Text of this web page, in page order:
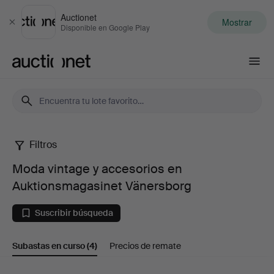
Cerrar
Auctionet
Disponible en Google Play Mostrar
Moda
vintage
accesorios
Filtros
Moda vintage y accesorios en
Auktionsmagasinet Vänersborg
Suscribir búsqueda
Subastas en curso(4) Precios de remate